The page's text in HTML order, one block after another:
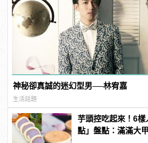
神秘卻真誠的迷幻型男──林宥嘉
生活話題
芋頭控吃起來！6樣
點」盤點：滿滿大